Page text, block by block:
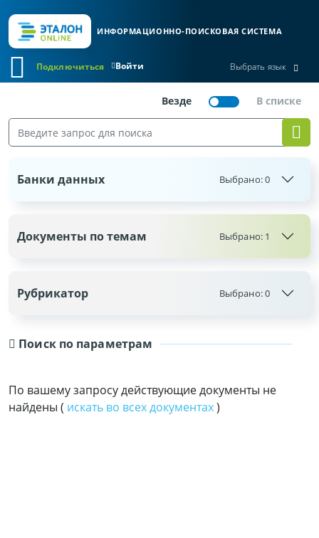
ИНФОРМАЦИОННО-ПОИСКОВАЯ СИСТЕМА
Войти
Подключиться Выбрать язык
Поиск по параметрам
По вашему запросу действующие документы не
найдены ( искать во всех документах)
Банки данных Выбрано:0
Документы по темам Выбрано: 1
Рубрикатор Выбрано:0